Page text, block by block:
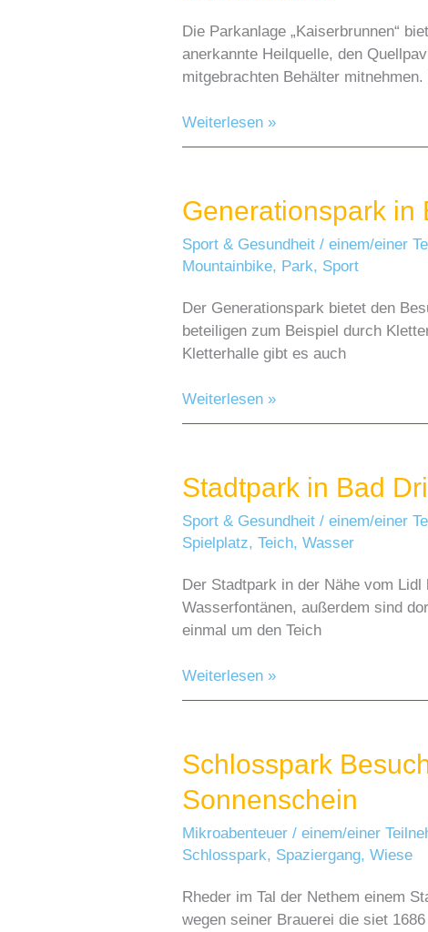
Höxter
Die Parkanlage „Kaiserbrunnen“
anerkannte Heilquelle, den
mitgebrachten Behälter
Der
Kaiserbrunnen
Weiterlesen »
Generationspark in
Sport & Gesundheit / einem/einer
Mountainbike, Park, Sport
Der Generationspark bietet den
beteiligen zum Beispiel durch
Kletterhalle gibt es auch
Generationspark
in
Weiterlesen »
Stadtpark in Bad
Sport & Gesundheit / einem/einer
Spielplatz, Teich, Wasser
Der Stadtpark in der Nähe vom
Wasserfontänen, außerdem sind
einmal um den Teich
Stadtpark
in
Weiterlesen »
Schlosspark
Sonnenschein
Mikroabenteuer / einem/einer
Schlosspark, Spaziergang, Wiese
Rheder im Tal der Nethem einem
wegen seiner Brauerei die siet